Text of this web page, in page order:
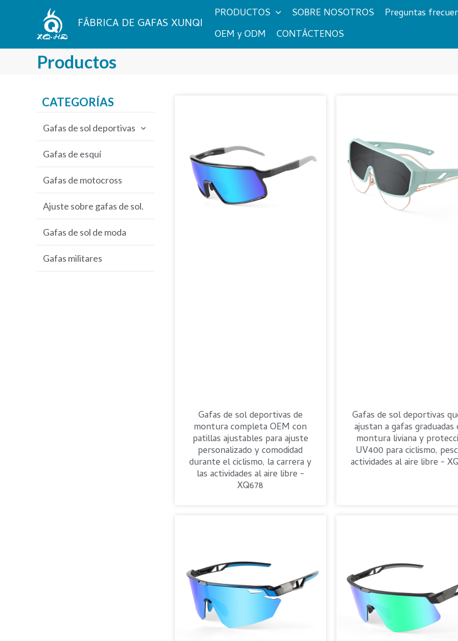
contenido FÁBRICA DE GAFAS XUNQI
PRODUCTOS SOBRE NOSOTROS
Preguntas
OEM y ODM
CONTÁCTENOS
Productos
CATEGORÍAS
Gafas de sol deportivas
Gafas de sol de ciclismo
Gafas de sol de pesca
gafas de sol de béisbol
gafas de sol de golf
Gafas de esquí
Gafas de motocross
Ajuste sobre gafas de sol.
Gafas de sol de moda
Gafas militares
Gafas de sol deportivas de
montura completa OEM con
patillas ajustables para ajuste
personalizado y comodidad
durante el ciclismo, la carrera y
las actividades al aire libre -
XQ678
Gafas de sol deportivas
ajustan a gafas graduadas
montura liviana y
UV400 para ciclismo,
actividades al aire libre -